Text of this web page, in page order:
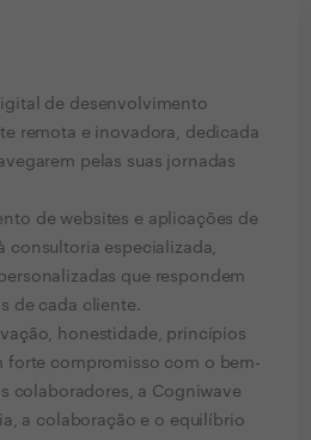
de desenvolvimento
remota e inovadora, dedicada
pelas suas jornadas
de websites e aplicações de
consultoria especializada,
que respondem
de cada cliente.
honestidade, princípios
forte compromisso com o bem-
colaboradores, a Cogniwave
a colaboração e o equilíbrio